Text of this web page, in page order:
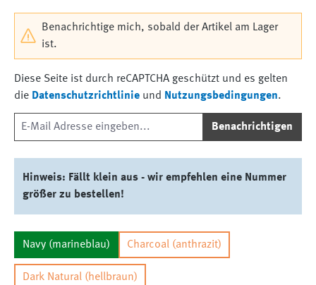
Benachrichtige mich, sobald der Artikel am Lager
ist.
Diese Seite ist durch reCAPTCHA geschützt und es gelten
die Datenschutzrichtlinie und Nutzungsbedingungen.
Benachrichtigen
Hinweis: Fällt klein aus - wir empfehlen eine Nummer
größer zu bestellen!
Navy (marineblau) Charcoal (anthrazit)
Dark Natural (hellbraun)